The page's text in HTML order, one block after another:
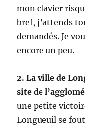
mon clavier
bref, j’attends
demandés. Je
encore un peu.
2. La ville de
site de
une petite
Longueuil se